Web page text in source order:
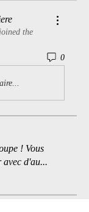
joined the
0
! Vous
avec d'au...